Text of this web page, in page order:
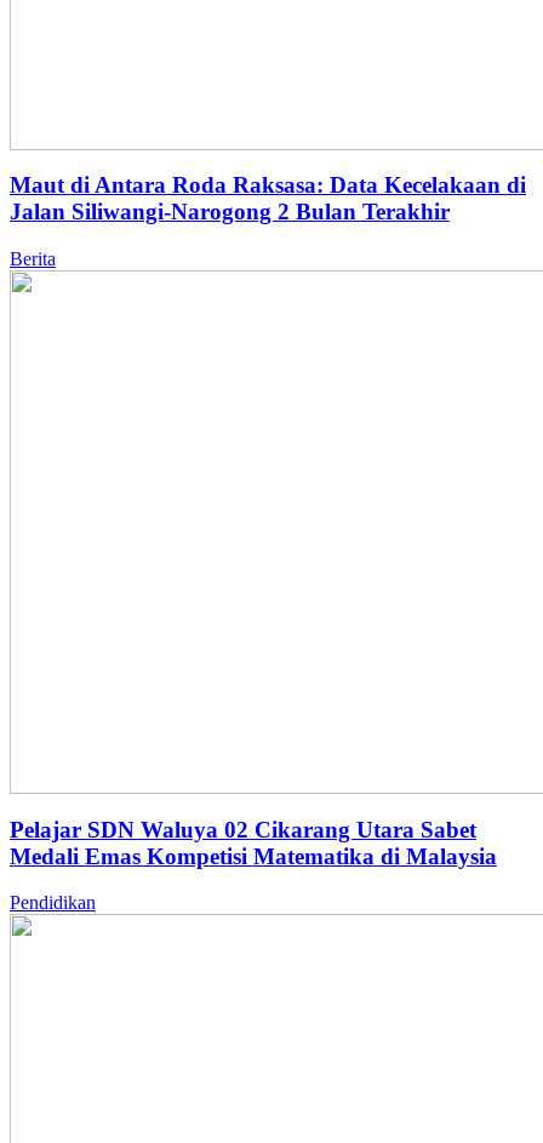
Maut di Antara Roda Raksasa: Data Kecelakaan di
Jalan Siliwangi-Narogong 2 Bulan Terakhir
Berita
Pelajar SDN Waluya 02 Cikarang Utara Sabet
Medali Emas Kompetisi Matematika di Malaysia
Pendidikan